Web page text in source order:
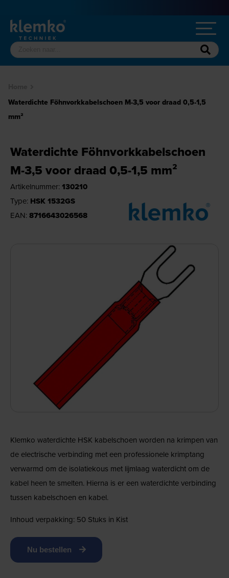
Waterdichte Föhnvorkkabelschoen M-3,5 voor draad 0,5-1,5
mm²
Waterdichte Föhnvorkkabelschoen
M-3,5 voor draad 0,5-1,5 mm²
Artikelnummer: 130210
Type: HSK 1532GS
EAN: 8716643026568
Klemko waterdichte HSK kabelschoen worden na krimpen van
de electrische verbinding met een professionele krimptang
verwarmd om de isolatiekous met lijmlaag waterdicht om de
kabel heen te smelten. Hierna is er een waterdichte verbinding
tussen kabelschoen en kabel.
Inhoud verpakking: 50 Stuks in Kist
Nu bestellen